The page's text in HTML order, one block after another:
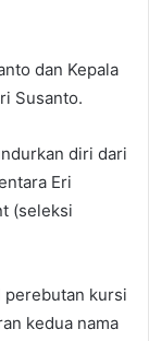
dan Kepala
Susanto.
diri dari
Eri
(seleksi
kursi
kedua nama